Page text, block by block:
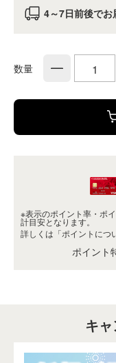
4～7日前後でお
数量
※表示のポイント率・ポ
計目安となります。
詳しくは 「ポイントにつ
ポイント
キ